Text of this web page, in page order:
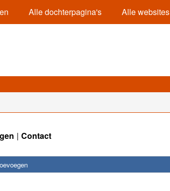
Alle dochterpagina's Alle websites
Contact